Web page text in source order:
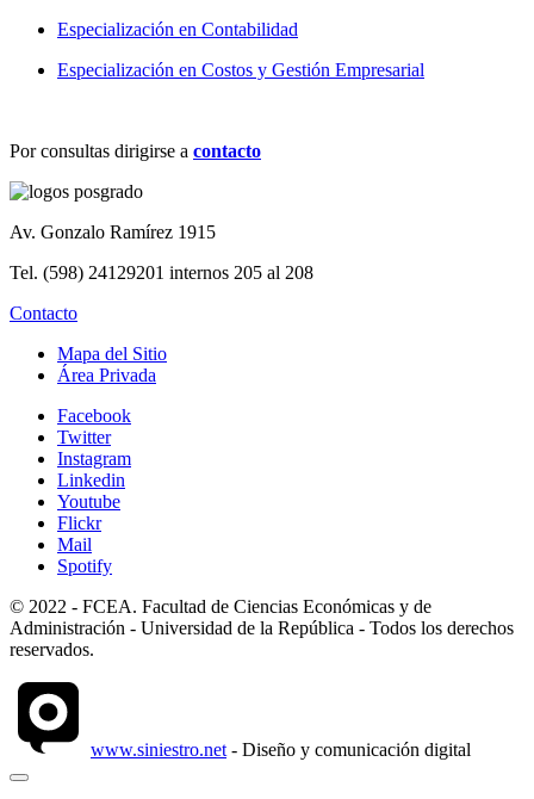
Especialización en Contabilidad
Especialización en Costos y Gestión Empresarial
Por consultas dirigirse a contacto
Av. Gonzalo Ramírez 1915
Tel. (598) 24129201 internos 205 al 208
Contacto
Mapa del Sitio
Área Privada
Facebook
Twitter
Instagram
Linkedin
Youtube
Flickr
Mail
Spotify
© 2022 - FCEA. Facultad de Ciencias Económicas y de
Administración - Universidad de la República - Todos los derechos
reservados.
www.siniestro.net - Diseño y comunicación digital